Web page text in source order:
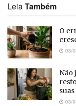
LeiaTambém
O
03/
Não
03/